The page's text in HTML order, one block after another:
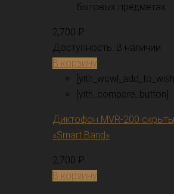
бытовых предметах
2,700 ₽
Доступность: В наличии
В корзину
[yith_compare_button]
Диктофон MVR-200
«Smart Band»
2,700 ₽
В корзину